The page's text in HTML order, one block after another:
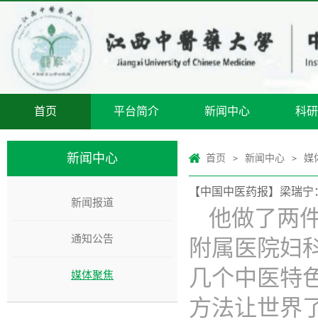
首页 平台简介 新闻中心 科
新闻中心
新闻报道
通知公告
媒体聚焦
首页 > 新闻中心 > 媒
【中国中医药报】梁瑞
他做了两
附属医院妇
几个中医特
方法让世界